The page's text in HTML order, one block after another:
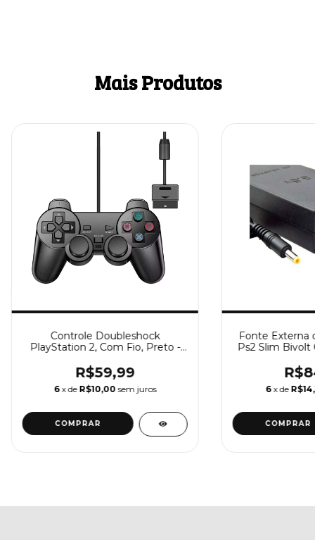
Mais Produtos
Controle Doubleshock
PlayStation 2, Com Fio, Preto -
R$59,99
6 x de R$10,00 sem juros
Fonte Externa
Ps2 Slim Bivolt
6 x de